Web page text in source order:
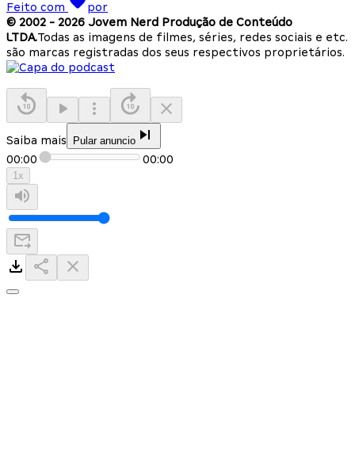
Feito com
por
© 2002 - 2026 Jovem Nerd Produção de Conteúdo
LTDA.Todas as imagens de filmes, séries, redes sociais e etc.
são marcas registradas dos seus respectivos proprietários.
Saiba mais Pular anuncio
00:00 00:00
1x